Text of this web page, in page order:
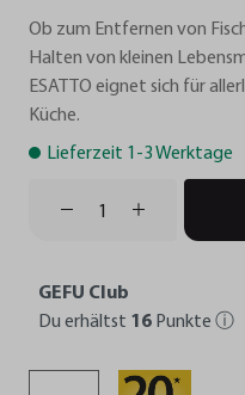
Ob zum Entfernen von
Halten von kleinen
ESATTO eignet sich für
Küche.
Lieferzeit 1-3 Werktage
GEFU Club
Du erhältst 16 Punkte ⓘ